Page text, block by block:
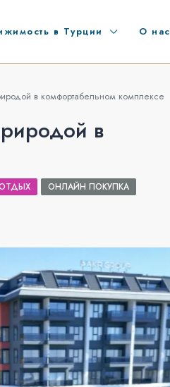
в Турции О нас
в комфортабельном комплексе
в
ОНЛАЙН ПОКУПКА